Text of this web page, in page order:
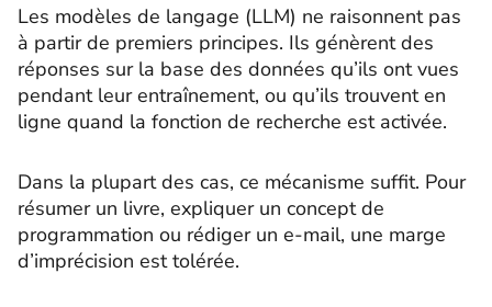
Les modèles de langage (LLM) ne raisonnent pas
à partir de premiers principes. Ils génèrent des
réponses sur la base des données qu’ils ont vues
pendant leur entraînement, ou qu’ils trouvent en
ligne quand la fonction de recherche est activée.
Dans la plupart des cas, ce mécanisme suffit. Pour
résumer un livre, expliquer un concept de
programmation ou rédiger un e-mail, une marge
d’imprécision est tolérée.